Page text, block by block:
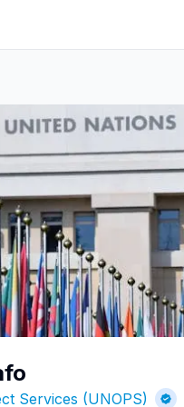
Services (UNOPS)